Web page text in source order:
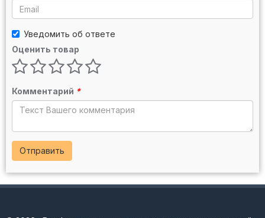
Уведомить об ответе
Оценить товар
Комментарий *
Отправить